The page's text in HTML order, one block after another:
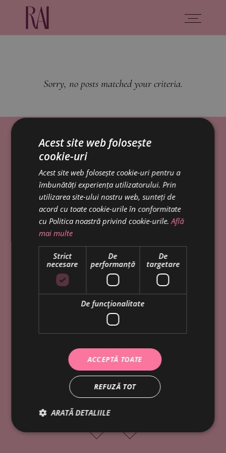
Sorry, no posts matched your criteria.
eat what you love
Acest site web folosește
cookie-uri
Acest site web folosește cookie-uri pentru a
îmbunătăți experiența utilizatorului. Prin
utilizarea site-ului nostru web, sunteți de
acord cu toate cookie-urile în conformitate
cu Politica noastră privind cookie-urile. Află
mai multe
Strict
necesare
De
performanță
De
targetare
De funcţionalitate
ACCEPTĂ TOATE
REFUZĂ TOT
ARATĂ DETALIILE